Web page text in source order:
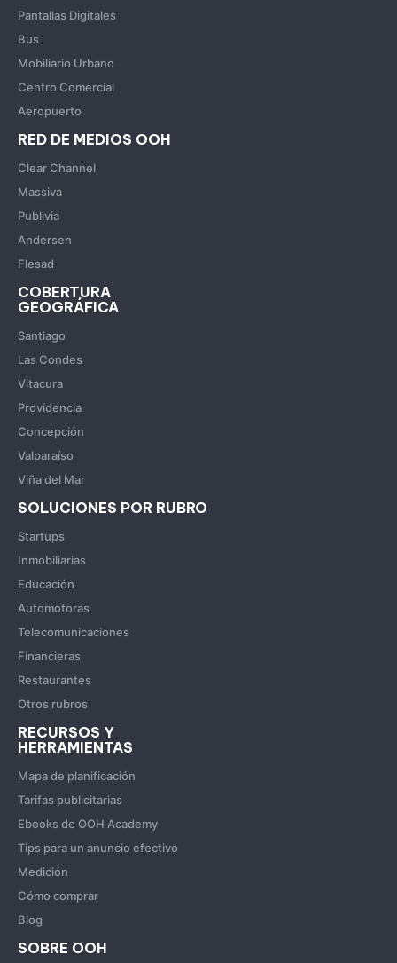
Pantallas Digitales
Bus
Mobiliario Urbano
Centro Comercial
Aeropuerto
RED DE MEDIOS OOH
Clear Channel
Massiva
Publivia
Andersen
Flesad
COBERTURA
GEOGRÁFICA
Santiago
Las Condes
Vitacura
Providencia
Concepción
Valparaíso
Viña del Mar
SOLUCIONES POR RUBRO
Startups
Inmobiliarias
Educación
Automotoras
Telecomunicaciones
Financieras
Restaurantes
Otros rubros
RECURSOS Y
HERRAMIENTAS
Mapa de planificación
Tarifas publicitarias
Ebooks de OOH Academy
Tips para un anuncio efectivo
Medición
Cómo comprar
Blog
SOBRE OOH